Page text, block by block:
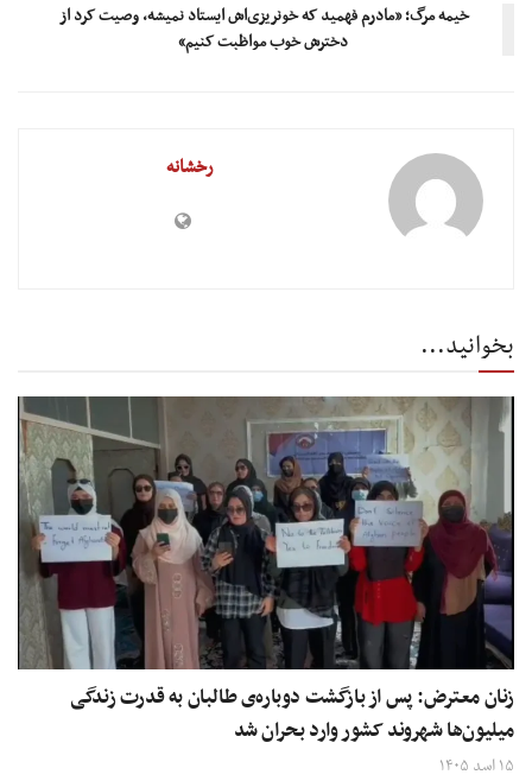
خیمه مرگ؛ «مادرم فهمید که خونریزی‌اش ایستاد نمیشه، وصیت کرد از
دخترش خوب مواظبت کنیم»
رخشانه
بخوانید...
زنان معترض: پس از بازگشت دوباره‌ی طالبان به قدرت زندگی
میلیون‌ها شهروند کشور وارد بحران شد
۱۵ اسد ۱۴۰۵